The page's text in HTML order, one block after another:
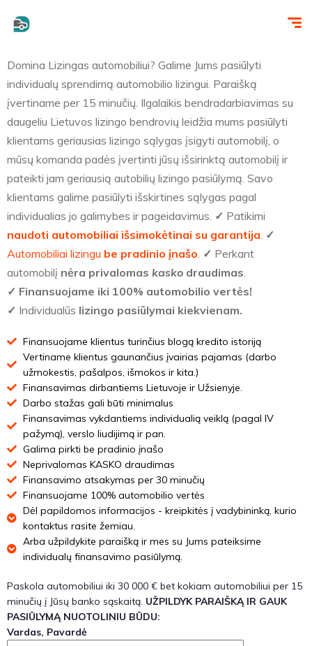
Domina Lizingas automobiliui? Galime Jums pasiūlyti
individualų sprendimą automobilio lizingui. Paraišką
įvertiname per 15 minučių. Ilgalaikis bendradarbiavimas su
daugeliu Lietuvos lizingo bendrovių leidžia mums pasiūlyti
klientams geriausias lizingo sąlygas įsigyti automobilį, o
mūsų komanda padės įvertinti jūsų išsirinktą automobilį ir
pateikti jam geriausią autobilių lizingo pasiūlymą. Savo
klientams galime pasiūlyti išskirtines sąlygas pagal
individualias jo galimybes ir pageidavimus. ✓ Patikimi
naudoti automobiliai išsimokėtinai su garantija. ✓
Automobiliai lizingu be pradinio įnašo. ✓ Perkant
automobilį nėra privalomas kasko draudimas.
✓ Finansuojame iki 100% automobilio vertės!
✓ Individualūs lizingo pasiūlymai kiekvienam.
Finansuojame klientus turinčius blogą kredito istoriją
Vertiname klientus gaunančius įvairias pajamas (darbo
užmokestis, pašalpos, išmokos ir kita.)
Finansavimas dirbantiems Lietuvoje ir Užsienyje.
Darbo stažas gali būti minimalus
Finansavimas vykdantiems individualią veiklą (pagal IV
pažymą), verslo liudijimą ir pan.
Galima pirkti be pradinio įnašo
Neprivalomas KASKO draudimas
Finansavimo atsakymas per 30 minučių
Finansuojame 100% automobilio vertės
Dėl papildomos informacijos - kreipkitės į vadybininką, kurio
kontaktus rasite žemiau.
Arba užpildykite paraišką ir mes su Jums pateiksime
individualų finansavimo pasiūlymą.
Paskola automobiliui iki 30 000 € bet kokiam automobiliui per 15
minučių į Jūsų banko sąskaitą. UŽPILDYK PARAIŠKĄ IR GAUK
PASIŪLYMĄ NUOTOLINIU BŪDU:
Vardas, Pavardė